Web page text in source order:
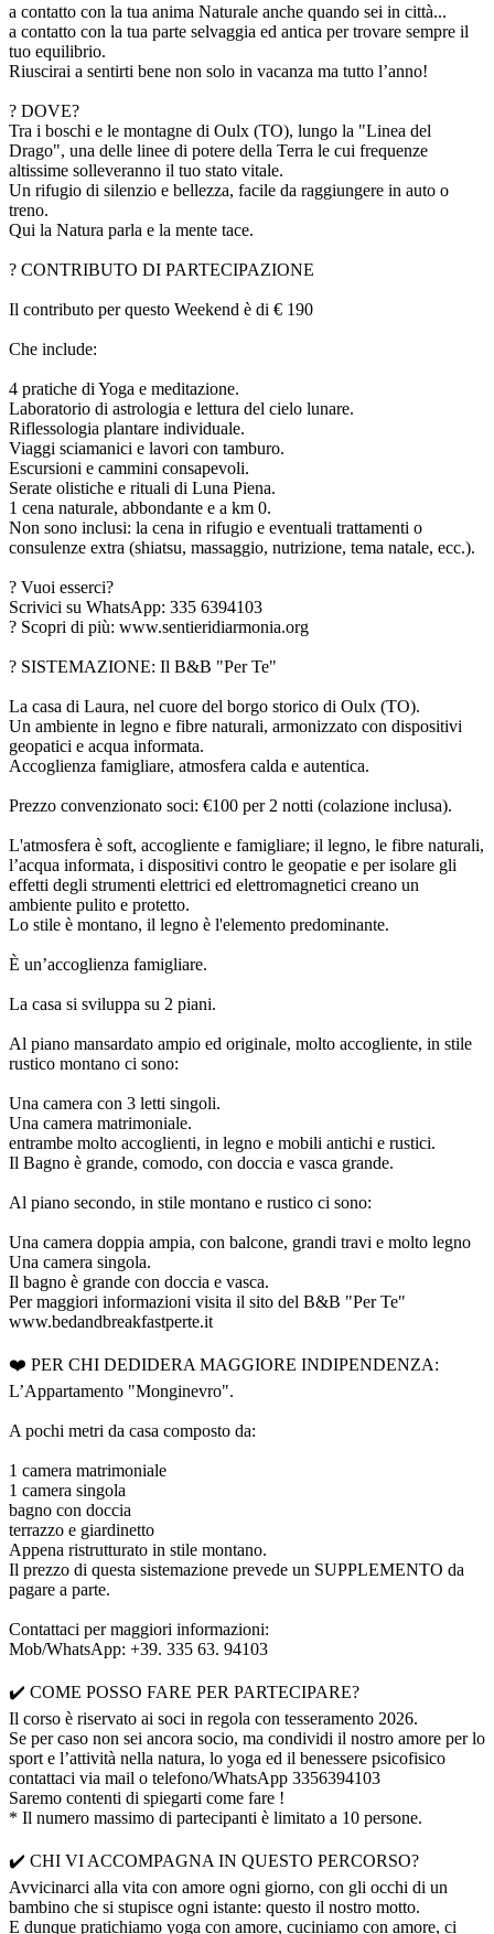
a contatto con la tua anima Naturale anche quando sei in città...
a contatto con la tua parte selvaggia ed antica per trovare sempre il
tuo equilibrio.
Riuscirai a sentirti bene non solo in vacanza ma tutto l’anno!
? DOVE?
Tra i boschi e le montagne di Oulx (TO), lungo la "Linea del
Drago", una delle linee di potere della Terra le cui frequenze
altissime solleveranno il tuo stato vitale.
Un rifugio di silenzio e bellezza, facile da raggiungere in auto o
treno.
Qui la Natura parla e la mente tace.
? CONTRIBUTO DI PARTECIPAZIONE
Il contributo per questo Weekend è di € 190
Che include:
4 pratiche di Yoga e meditazione.
Laboratorio di astrologia e lettura del cielo lunare.
Riflessologia plantare individuale.
Viaggi sciamanici e lavori con tamburo.
Escursioni e cammini consapevoli.
Serate olistiche e rituali di Luna Piena.
1 cena naturale, abbondante e a km 0.
Non sono inclusi: la cena in rifugio e eventuali trattamenti o
consulenze extra (shiatsu, massaggio, nutrizione, tema natale, ecc.).
? Vuoi esserci?
Scrivici su WhatsApp: 335 6394103
? Scopri di più: www.sentieridiarmonia.org
? SISTEMAZIONE: Il B&B "Per Te"
La casa di Laura, nel cuore del borgo storico di Oulx (TO).
Un ambiente in legno e fibre naturali, armonizzato con dispositivi
geopatici e acqua informata.
Accoglienza famigliare, atmosfera calda e autentica.
Prezzo convenzionato soci: €100 per 2 notti (colazione inclusa).
L'atmosfera è soft, accogliente e famigliare; il legno, le fibre naturali,
l’acqua informata, i dispositivi contro le geopatie e per isolare gli
effetti degli strumenti elettrici ed elettromagnetici creano un
ambiente pulito e protetto.
Lo stile è montano, il legno è l'elemento predominante.
È un’accoglienza famigliare.
La casa si sviluppa su 2 piani.
Al piano mansardato ampio ed originale, molto accogliente, in stile
rustico montano ci sono:
Una camera con 3 letti singoli.
Una camera matrimoniale.
entrambe molto accoglienti, in legno e mobili antichi e rustici.
Il Bagno è grande, comodo, con doccia e vasca grande.
Al piano secondo, in stile montano e rustico ci sono:
Una camera doppia ampia, con balcone, grandi travi e molto legno
Una camera singola.
Il bagno è grande con doccia e vasca.
Per maggiori informazioni visita il sito del B&B "Per Te"
www.bedandbreakfastperte.it
❤️ PER CHI DEDIDERA MAGGIORE INDIPENDENZA:
L’Appartamento "Monginevro".
A pochi metri da casa composto da:
1 camera matrimoniale
1 camera singola
bagno con doccia
terrazzo e giardinetto
Appena ristrutturato in stile montano.
Il prezzo di questa sistemazione prevede un SUPPLEMENTO da
pagare a parte.
Contattaci per maggiori informazioni:
Mob/WhatsApp: +39. 335 63. 94103
✔️ COME POSSO FARE PER PARTECIPARE?
Il corso è riservato ai soci in regola con tesseramento 2026.
Se per caso non sei ancora socio, ma condividi il nostro amore per lo
sport e l’attività nella natura, lo yoga ed il benessere psicofisico
contattaci via mail o telefono/WhatsApp 3356394103
Saremo contenti di spiegarti come fare !
* Il numero massimo di partecipanti è limitato a 10 persone.
✔️ CHI VI ACCOMPAGNA IN QUESTO PERCORSO?
Avvicinarci alla vita con amore ogni giorno, con gli occhi di un
bambino che si stupisce ogni istante: questo il nostro motto.
E dunque pratichiamo yoga con amore, cuciniamo con amore, ci